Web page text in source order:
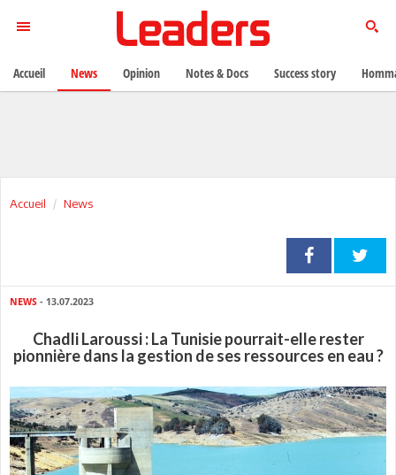
Accueil News
NEWS - 13.07.2023
Chadli Laroussi : La Tunisie pourrait-elle rester
pionnière dans la gestion de ses ressources en eau ?
Accueil News Opinion Notes & Docs Success story